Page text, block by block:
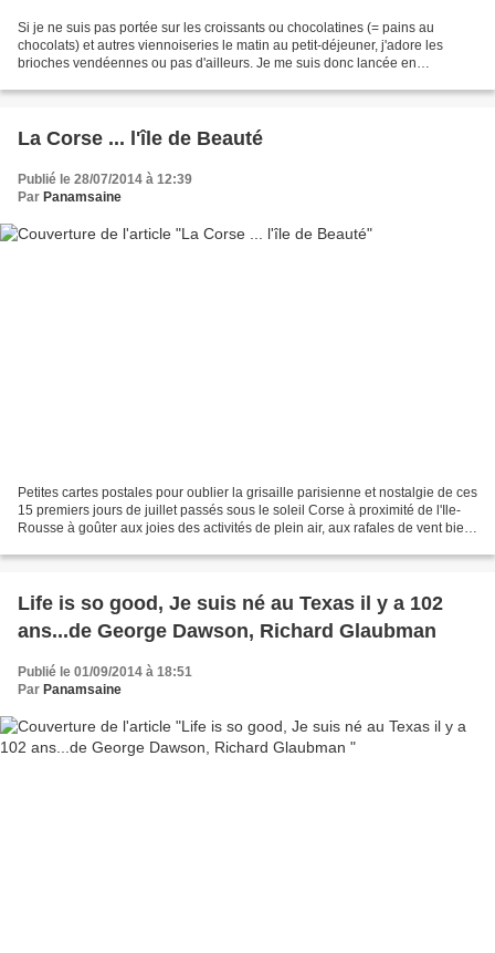
Si je ne suis pas portée sur les croissants ou chocolatines (= pains au
chocolats) et autres viennoiseries le matin au petit-déjeuner, j'adore les
brioches vendéennes ou pas d'ailleurs. Je me suis donc lancée en
La Corse ... l'île de Beauté
Publié le 28/07/2014 à 12:39
Par Panamsaine
Petites cartes postales pour oublier la grisaille parisienne et nostalgie de ces
15 premiers jours de juillet passés sous le soleil Corse à proximité de l'Ile-
Rousse à goûter aux joies des activités de plein air, aux rafales de vent bien
Life is so good, Je suis né au Texas il y a 102
ans...de George Dawson, Richard Glaubman
Publié le 01/09/2014 à 18:51
Par Panamsaine